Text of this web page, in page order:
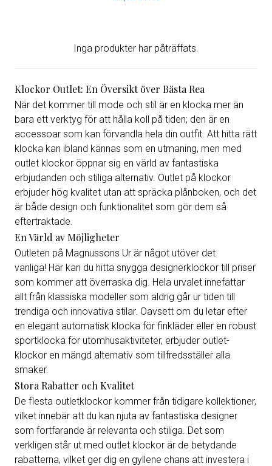
Inga produkter har påträffats.
Klockor Outlet: En Översikt över Bästa Rea
När det kommer till mode och stil är en klocka mer än
bara ett verktyg för att hålla koll på tiden; den är en
accessoar som kan förvandla hela din outfit. Att hitta rätt
klocka kan ibland kännas som en utmaning, men med
outlet klockor öppnar sig en värld av fantastiska
erbjudanden och stiliga alternativ. Outlet på klockor
erbjuder hög kvalitet utan att spräcka plånboken, och det
är både design och funktionalitet som gör dem så
eftertraktade.
En Värld av Möjligheter
Outleten på Magnussons Ur är något utöver det
vanliga! Här kan du hitta snygga designerklockor till priser
som kommer att överraska dig. Hela urvalet innefattar
allt från klassiska modeller som aldrig går ur tiden till
trendiga och innovativa stilar. Oavsett om du letar efter
en elegant automatisk klocka för finkläder eller en robust
sportklocka för utomhusaktiviteter, erbjuder outlet-
klockor en mängd alternativ som tillfredsställer alla
smaker.
Stora Rabatter och Kvalitet
De flesta outletklockor kommer från tidigare kollektioner,
vilket innebär att du kan njuta av fantastiska designer
som fortfarande är relevanta och stiliga. Det som
verkligen står ut med outlet klockor är de betydande
rabatterna, vilket ger dig en gyllene chans att investera i